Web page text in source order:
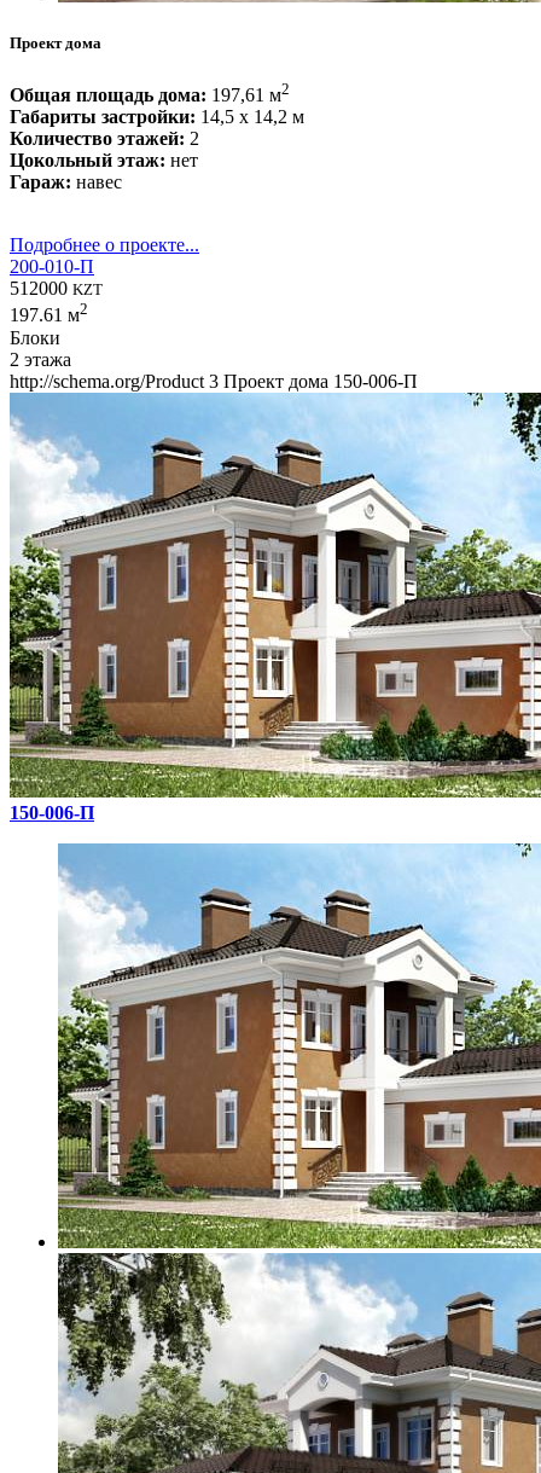
Проект дома
Общая площадь дома: 197,61 м2
Габариты застройки: 14,5 x 14,2 м
Количество этажей: 2
Цокольный этаж: нет
Гараж: навес
Подробнее о проекте...
200-010-П
512000 KZT
197.61 м2
Блоки
2 этажа
http://schema.org/Product 3 Проект дома 150-006-П
150-006-П